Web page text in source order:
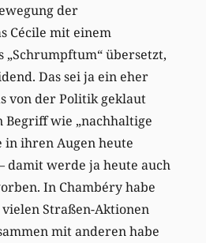
der
Cécile mit einem
„Schrumpftum“ übersetzt,
Das sei ja ein eher
von der Politik geklaut
Begriff wie „nachhaltige
in ihren Augen heute
damit werde ja heute auch
In Chambéry habe
Straßen-Aktionen
mit anderen habe